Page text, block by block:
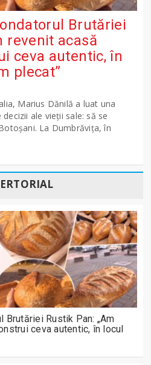
Brutăriei
revenit acasă
ceva autentic, în
plecat”
Marius Dănilă a luat una
ale vieții sale: să se
La Dumbrăvița, în
Rustik Pan: „Am
ceva autentic, în locul